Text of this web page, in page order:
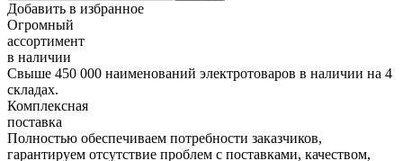
Добавить в избранное
Огромный
ассортимент
в наличии
Свыше 450 000 наименований электротоваров в наличии на 4
складах.
Комплексная
поставка
Полностью обеспечиваем потребности заказчиков,
гарантируем отсутствие проблем с поставками, качеством,